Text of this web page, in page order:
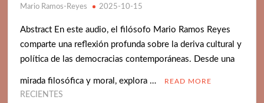
BELLEZA Y DEMOCRACIA
DEMOCRACIA: POLITICA Y ALGO MAS
Mario Ramos-Reyes 2025-10-15
Abstract En este audio, el filósofo Mario Ramos Reyes
comparte una reflexión profunda sobre la deriva cultural y
política de las democracias contemporáneas. Desde una
mirada filosófica y moral, explora … READ MORE
RECIENTES